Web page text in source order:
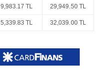
9,983.17 TL 29,949.50 TL
5,339.83 TL 32,039.00 TL